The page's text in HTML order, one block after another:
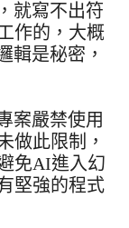
就寫不出符
作的，大概
輯是秘密，
案嚴禁使用
做此限制，
免AI進入幻
堅強的程式